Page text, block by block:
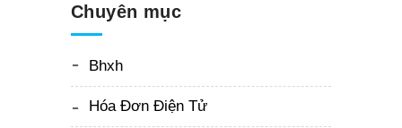
Chuyên mục
Bhxh
Hóa Đơn Điện Tử